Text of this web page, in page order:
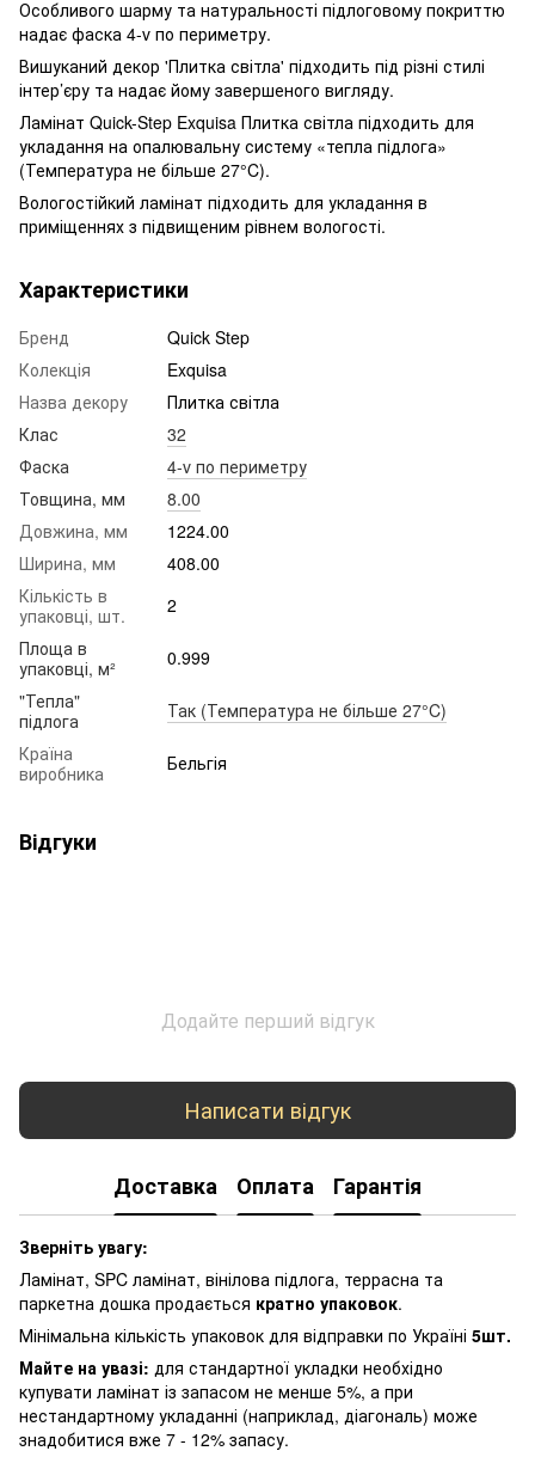
Особливого шарму та натуральності підлоговому покриттю
надає фаска 4-v по периметру.
Вишуканий декор 'Плитка світла' підходить під різні стилі
інтер’єру та надає йому завершеного вигляду.
Ламінат Quick-Step Exquisa Плитка світла підходить для
укладання на опалювальну систему «тепла підлога»
(Температура не більше 27°C).
Вологостійкий ламінат підходить для укладання в
приміщеннях з підвищеним рівнем вологості.
Характеристики
Бренд
Quick Step
Колекція
Exquisa
Назва декору
Плитка світла
Клас
32
Фаска
4-v по периметру
Товщина, мм
8.00
Довжина, мм
1224.00
Ширина, мм
408.00
Кількість в
упаковці, шт.
2
Площа в
упаковці, м²
0.999
"Тепла"
підлога
Так (Температура не більше 27°C)
Країна
виробника
Бельгія
Відгуки
Додайте перший відгук
Написати відгук
Доставка Оплата Гарантія
Зверніть увагу:
Ламінат, SPC ламінат, вінілова підлога, террасна та
паркетна дошка продається кратно упаковок.
Мінімальна кількість упаковок для відправки по Україні 5шт.
Майте на увазі: для стандартної укладки необхідно
купувати ламінат із запасом не менше 5%, а при
нестандартному укладанні (наприклад, діагональ) може
знадобитися вже 7 - 12% запасу.